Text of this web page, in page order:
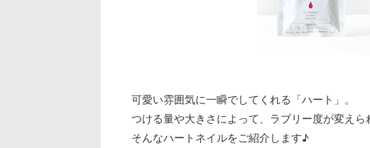
可愛い雰囲気に一瞬でしてくれる「ハート」。
つける量や大きさによって、ラブリー度が変えら
そんなハートネイルをご紹介します♪